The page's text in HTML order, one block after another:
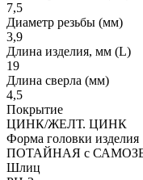
7,5
Диаметр резьбы (мм)
3,9
Длина изделия, мм (L)
19
Длина сверла (мм)
4,5
Покрытие
ЦИНК/ЖЕЛТ. ЦИНК
Форма головки изделия
ПОТАЙНАЯ с
Шлиц